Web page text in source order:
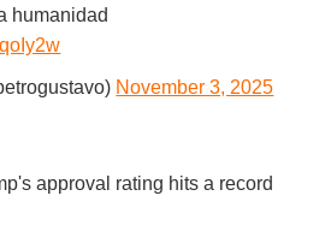
humanidad
November 3, 2025
approval rating hits a record